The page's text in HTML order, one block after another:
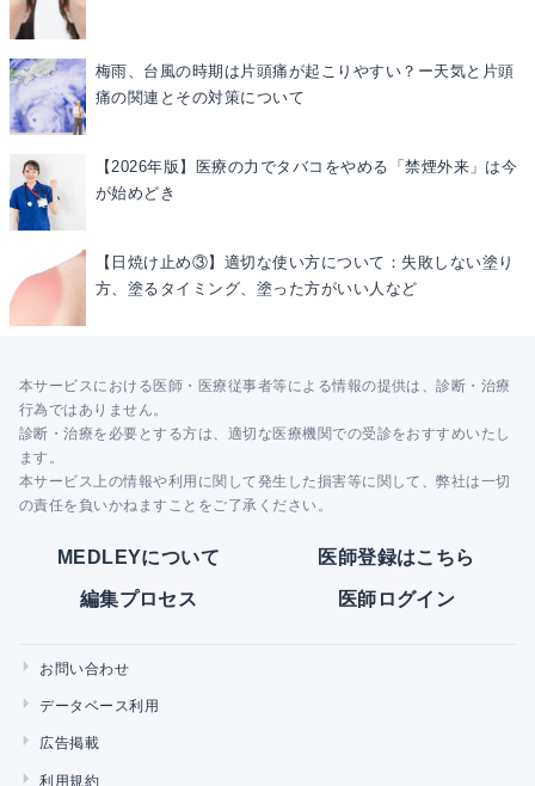
梅雨、台風の時期は片頭痛が起こりやすい？ー天気と片頭
痛の関連とその対策について
【2026年版】医療の力でタバコをやめる「禁煙外来」は今
が始めどき
【日焼け止め③】適切な使い方について：失敗しない塗り
方、塗るタイミング、塗った方がいい人など
本サービスにおける医師・医療従事者等による情報の提供は、診断・治療
行為ではありません。
診断・治療を必要とする方は、適切な医療機関での受診をおすすめいたし
ます。
本サービス上の情報や利用に関して発生した損害等に関して、弊社は一切
の責任を負いかねますことをご了承ください。
MEDLEYについて 医師登録はこちら
編集プロセス 医師ログイン
お問い合わせ
データベース利用
広告掲載
利用規約